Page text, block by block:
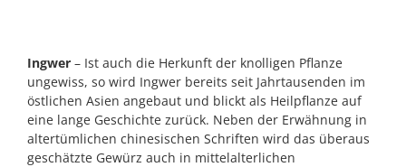
Ingwer – Ist auch die Herkunft der knolligen Pflanze
ungewiss, so wird Ingwer bereits seit Jahrtausenden im
östlichen Asien angebaut und blickt als Heilpflanze auf
eine lange Geschichte zurück. Neben der Erwähnung in
altertümlichen chinesischen Schriften wird das überaus
geschätzte Gewürz auch in mittelalterlichen